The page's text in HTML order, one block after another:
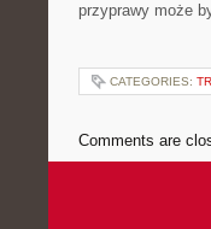
przyprawy może
CATEGORIES:
Comments are